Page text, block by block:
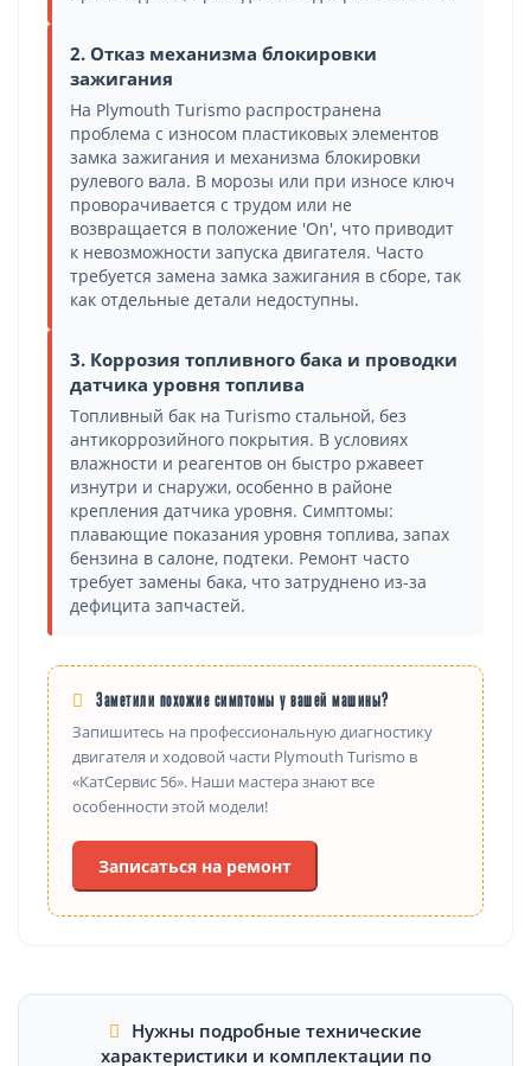
2. Отказ механизма блокировки
зажигания
На Plymouth Turismo распространена
проблема с износом пластиковых элементов
замка зажигания и механизма блокировки
рулевого вала. В морозы или при износе ключ
проворачивается с трудом или не
возвращается в положение 'On', что приводит
к невозможности запуска двигателя. Часто
требуется замена замка зажигания в сборе, так
как отдельные детали недоступны.
3. Коррозия топливного бака и проводки
датчика уровня топлива
Топливный бак на Turismo стальной, без
антикоррозийного покрытия. В условиях
влажности и реагентов он быстро ржавеет
изнутри и снаружи, особенно в районе
крепления датчика уровня. Симптомы:
плавающие показания уровня топлива, запах
бензина в салоне, подтеки. Ремонт часто
требует замены бака, что затруднено из-за
дефицита запчастей.
Заметили похожие симптомы у вашей машины?
Запишитесь на профессиональную диагностику
двигателя и ходовой части Plymouth Turismo в
«КатСервис 56». Наши мастера знают все
особенности этой модели!
Записаться на ремонт
Нужны подробные технические
характеристики и комплектации по